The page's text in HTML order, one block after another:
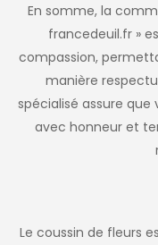
En somme, la
francedeuil.fr »
compassion,
manière
spécialisé assure
avec honneur et
Le coussin de fleurs